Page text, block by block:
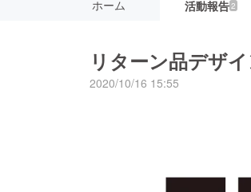
ホーム 活動報告2
リターン品デザイ
2020/10/16 15:55